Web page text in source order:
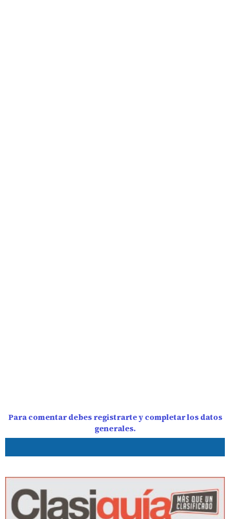
Para comentar debes registrarte y completar los datos
generales.